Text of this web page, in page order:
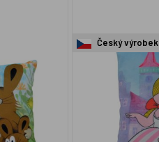
Český výrobek